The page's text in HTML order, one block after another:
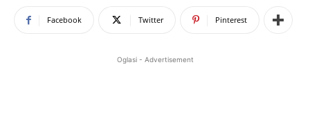
Facebook Twitter Pinterest
Oglasi - Advertisement